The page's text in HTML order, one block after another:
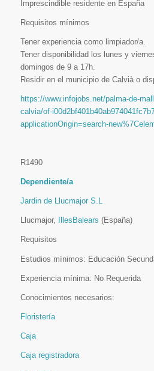
Imprescindible residente en España
Requisitos mínimos
Tener experiencia como limpiador/a.
Tener disponibilidad los lunes y
domingos de 9 a 17h.
Residir en el municipio de Calvià o
https://www.infojobs.net/palma-de-
calvia/of-
applicationOrigin=search-
R1490
Dependiente/a
Jardin de Llucmajor S.L
Llucmajor, IllesBalears (España)
Requisitos
Estudios mínimos: Educación
Experiencia mínima: No Requerida
Conocimientos necesarios:
Floristería
Caja
Caja registradora